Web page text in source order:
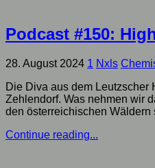
Podcast #150:
28. August 2024 1 Nxls
Die Diva aus dem
Zehlendorf. Was nehmen wir
den österreichischen
Continue reading...